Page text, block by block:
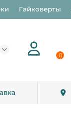
Гайковерты
0